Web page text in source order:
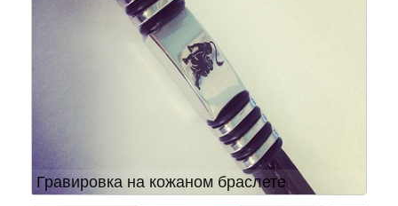
Гравировка на кожаном браслете